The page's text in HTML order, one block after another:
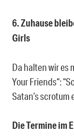
6. Zuhause
Girls
Da halten wir es
Your Friends“:
Satan’s scrotum
Die Termine im